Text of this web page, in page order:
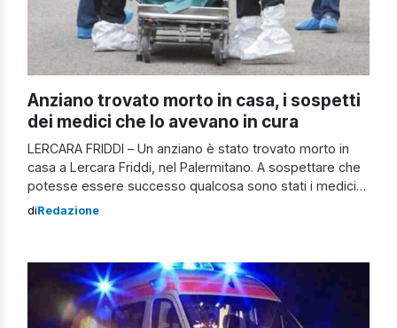
Anziano trovato morto in casa, i sospetti
dei medici che lo avevano in cura
LERCARA FRIDDI – Un anziano è stato trovato morto in
casa a Lercara Friddi, nel Palermitano. A sospettare che
potesse essere successo qualcosa sono stati i medici
del punto territoriale di emergenza. Erano preoccupati
[…]
diRedazione